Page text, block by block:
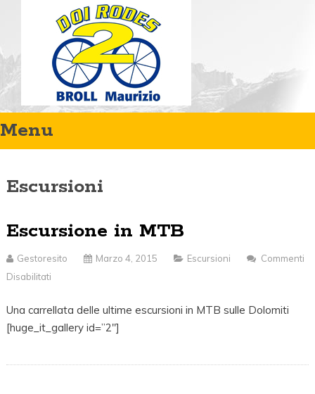
Menu
Skip
content
Escursioni
Escursione in MTB
Gestoresito Marzo 4, 2015 Escursioni
Commenti
Disabilitati
In
MTB
Una carrellata delle ultime escursioni in MTB sulle Dolomiti
[huge_it_gallery id=”2″]